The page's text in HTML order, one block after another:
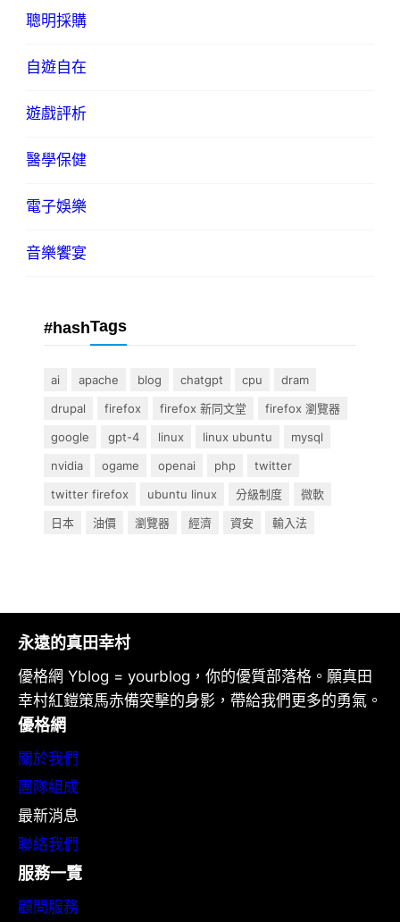
聰明採購
自遊自在
遊戲評析
醫學保健
電子娛樂
音樂饗宴
#hashTags
ai apache blog chatgpt cpu
dram
drupal
firefox firefox 新同文堂
firefox 瀏覽器
google
gpt-4 linux linux ubuntu
mysql
nvidia
ogame openai php
twitter
twitter firefox
ubuntu linux 分級制度
微軟
日本
油價 瀏覽器 經濟 資安 輸入法
永遠的真田幸村
優格網 Yblog = yourblog，你的優質部落格。願真田
幸村紅鎧策馬赤備突擊的身影，帶給我們更多的勇氣。
優格網
關於我們
團隊組成
最新消息
聯絡我們
服務一覽
顧問服務